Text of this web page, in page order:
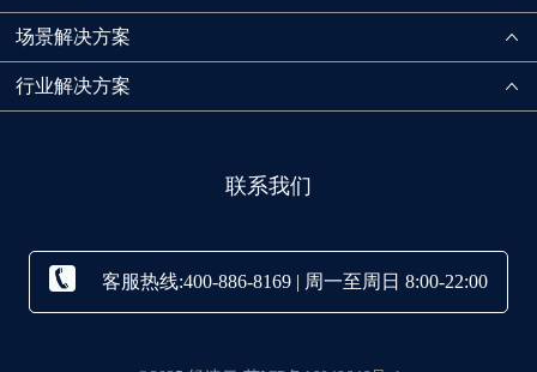
场景解决方案
行业解决方案
联系我们
客服热线:400-886-8169 | 周一至周日 8:00-22:00